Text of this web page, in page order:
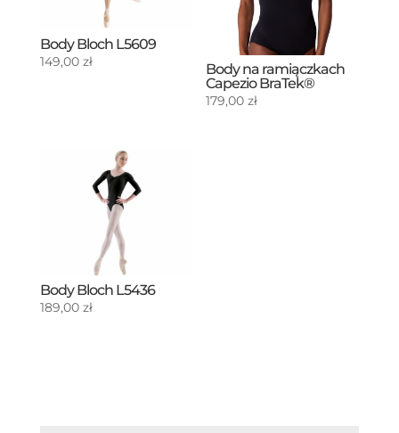
Body Bloch L5609
149,00 zł
Body na ramiączkach
Capezio BraTek®
179,00zł
Body Bloch L5436
189,00 zł